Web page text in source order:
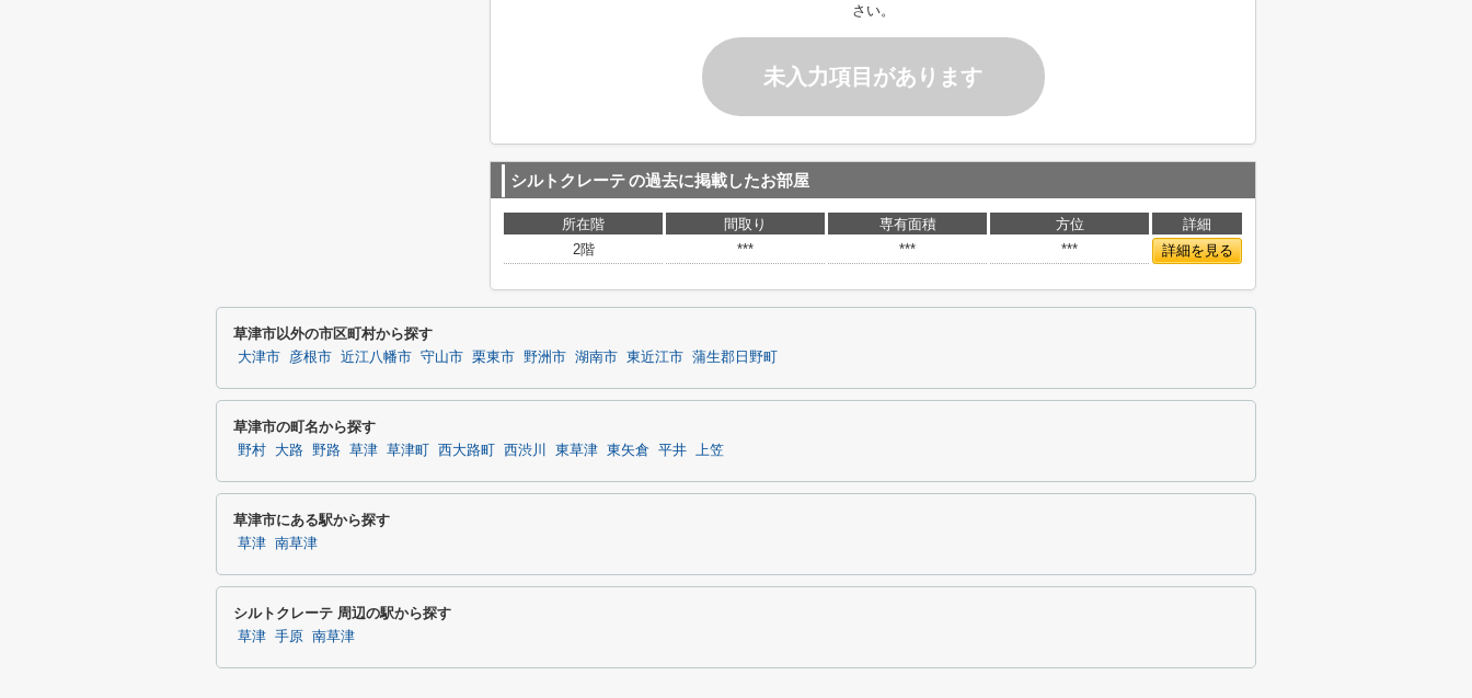
さい。
未入力項目があります
シルトクレーテの過去に掲載したお部屋
所在階 間取り 専有面積 方位
詳細
2階
*** *** *** 詳細を見る
草津市以外の市区町村から探す
大津市 彦根市 近江八幡市 守山市 栗東市 野洲市 湖南市 東近江市 蒲生郡日野町
草津市の町名から探す
野村 大路 野路 草津 草津町 西大路町 西渋川 東草津 東矢倉 平井 上笠
草津市にある駅から探す
草津 南草津
シルトクレーテ 周辺の駅から探す
草津 手原 南草津